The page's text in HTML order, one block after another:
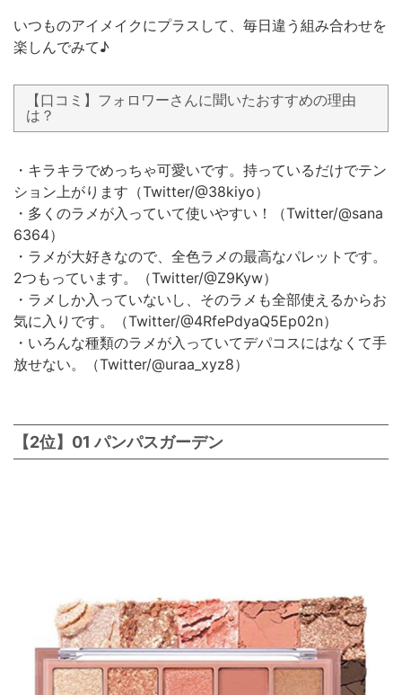
いつものアイメイクにプラスして、毎日違う組み合わせを
楽しんでみて♪
【口コミ】フォロワーさんに聞いたおすすめの理由
は？
・キラキラでめっちゃ可愛いです。持っているだけでテン
ション上がります（Twitter/@38kiyo）
・多くのラメが入っていて使いやすい！（Twitter/@sana
6364）
・ラメが大好きなので、全色ラメの最高なパレットです。
2つもっています。（Twitter/@Z9Kyw）
・ラメしか入っていないし、そのラメも全部使えるからお
気に入りです。（Twitter/@4RfePdyaQ5Ep02n）
・いろんな種類のラメが入っていてデパコスにはなくて手
放せない。（Twitter/@uraa_xyz8）
【2位】01 パンパスガーデン